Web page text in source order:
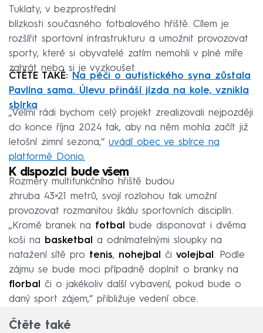
Tuklaty, v bezprostřední
blízkosti současného fotbalového hřiště. Cílem je
rozšířit sportovní infrastrukturu a umožnit provozovat
sporty, které si obyvatelé zatím nemohli v plné míře
zahrát nebo si je vyzkoušet.
ČTĚTE TAKÉ: Na péči o autistického syna zůstala
Pavlína sama. Úlevu přináší jízda na kole, vznikla
sbírka
„Velmi rádi bychom celý projekt zrealizovali nejpozději
do konce října 2024 tak, aby na něm mohla začít již
letošní zimní sezona,“ uvádí obec ve sbírce na
platformě Donio.
K dispozici bude všem
Rozměry multifunkčního hřiště budou
zhruba 43×21 metrů, svojí rozlohou tak umožní
provozovat rozmanitou škálu sportovních disciplín.
„Kromě branek na fotbal bude disponovat i dvěma
koši na basketbal a odnímatelnými sloupky na
natažení sítě pro tenis, nohejbal či volejbal. Podle
zájmu se bude moci případně doplnit o branky na
florbal či o jakékoliv další vybavení, pokud bude o
daný sport zájem,“ přibližuje vedení obce.
Čtěte také